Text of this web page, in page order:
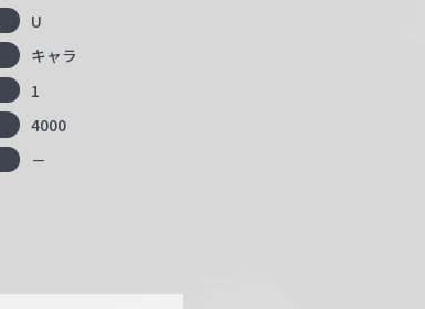
U
キャラ
1
4000
－